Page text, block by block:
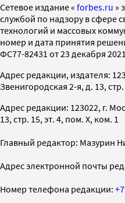
Cетевое издание « forbes.ru »
службой по надзору в сфере
технологий и массовых
номер и дата принятия
ФС77-82431 от 23 декабря
Адрес редакции, издателя:
Звенигородская 2-я, д. 13,
Адрес редакции: 123022, г.
13, стр. 15, эт. 4, пом. X, ком. 1
Главный редактор: Мазурин
Адрес электронной почты
Номер телефона редакции: